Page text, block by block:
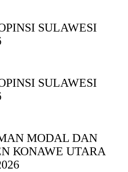
SULAWESI
SULAWESI
MODAL DAN
ΚΟNAWE UTARA